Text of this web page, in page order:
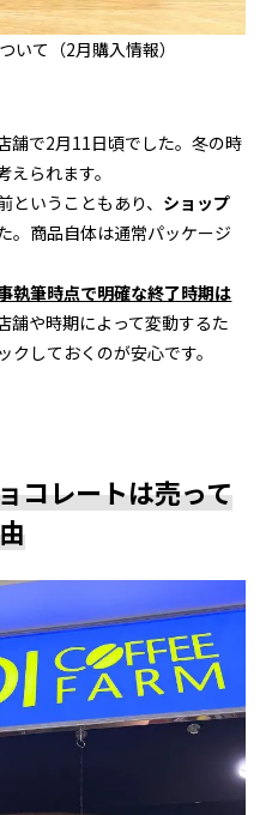
いて（2月購入情報）
舗で2月11日頃でした。冬の時
られます。
いうこともあり、 ショップ
。商品自体は通常パッケージ
執筆時点で明確な終了時期は
舗や時期によって変動するた
しておくのが安心です。
コレートは売って